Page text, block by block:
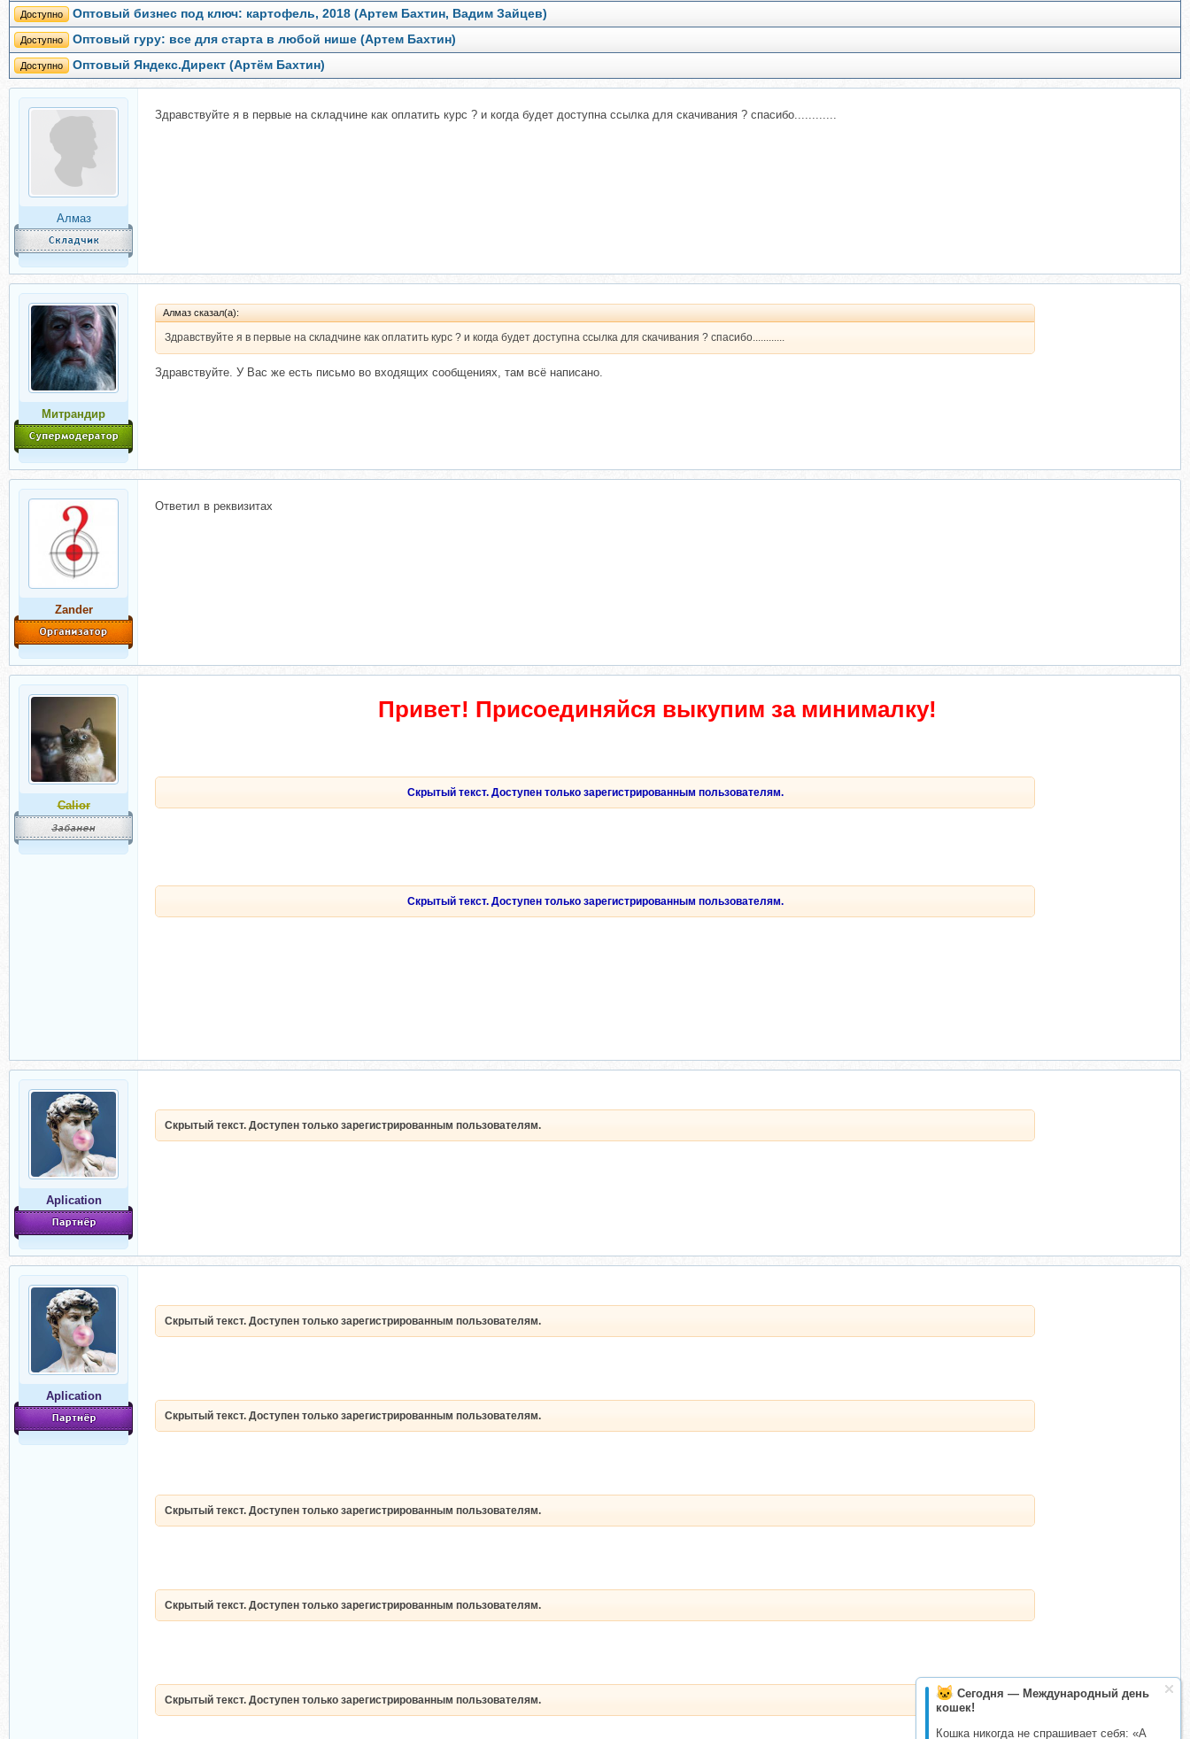
Сегодня — Международный день
кошек!
Кошка никогда не спрашивает себя: «А
Доступно Оптовый бизнес под ключ: картофель, 2018 (Артем Бахтин, Вадим Зайцев)
Доступно Оптовый гуру: все для старта в любой нише (Артем Бахтин)
Доступно Оптовый Яндекс.Директ (Артём Бахтин)
Алмаз
Здравствуйте я в первые на складчине как оплатить курс ? и когда будет доступна ссылка для скачивания ? спасибо............
Митрандир
Алмаз сказал(а):
Здравствуйте я в первые на складчине как оплатить курс ? и когда будет доступна ссылка для скачивания ? спасибо............
Здравствуйте. У Вас же есть письмо во входящих сообщениях, там всё написано.
Zander
Ответил в реквизитах
Calior
Привет! Присоединяйся выкупим за минималку!
Скрытый текст. Доступен только зарегистрированным пользователям.
Скрытый текст. Доступен только зарегистрированным пользователям.
Aplication
Скрытый текст. Доступен только зарегистрированным пользователям.
Aplication
Скрытый текст. Доступен только зарегистрированным пользователям.
Скрытый текст. Доступен только зарегистрированным пользователям.
Скрытый текст. Доступен только зарегистрированным пользователям.
Скрытый текст. Доступен только зарегистрированным пользователям.
Скрытый текст. Доступен только зарегистрированным пользователям.